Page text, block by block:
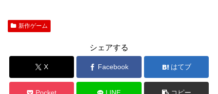
新作ゲーム
シェアする
X Facebook はてブ